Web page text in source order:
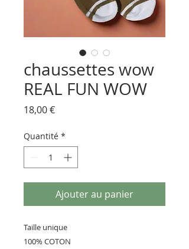
chaussettes wow
REAL FUN WOW
18,00 €Prix
Quantité *
Ajouter au panier
Taille unique
100% COTON